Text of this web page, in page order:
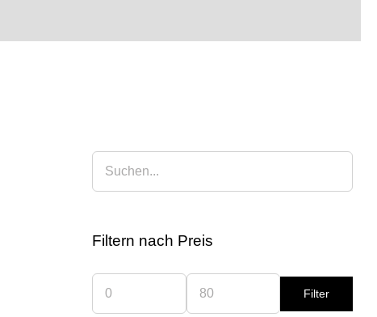
Filtern nach Preis
Filter